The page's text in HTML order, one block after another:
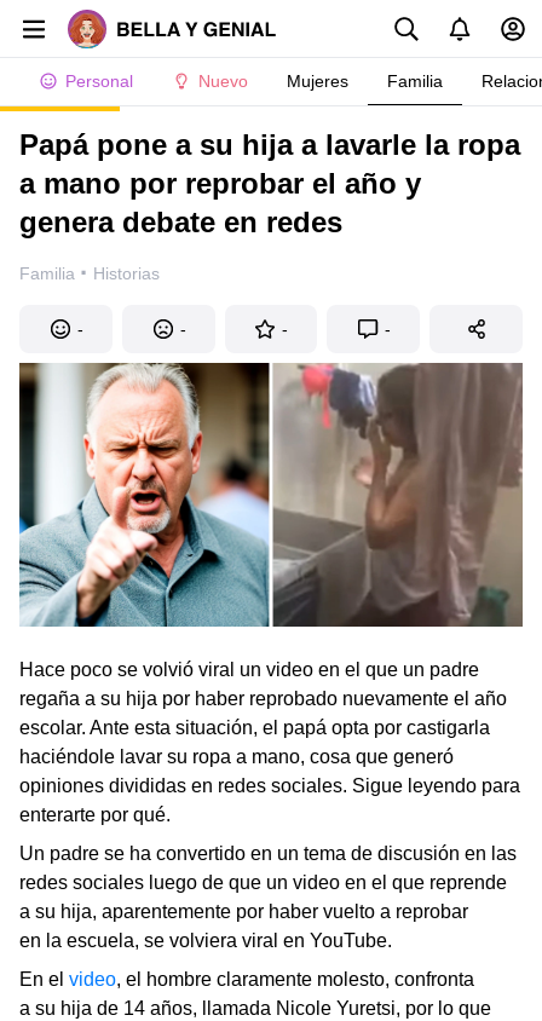
Personal Nuevo Mujeres Familia
Papá pone a su hija a lavarle la ropa
a mano por reprobar el año y
genera debate en redes
Familia · Historias
- - - -
Hace poco se volvió viral un video en el que un padre
regaña a su hija por haber reprobado nuevamente el año
escolar. Ante esta situación, el papá opta por castigarla
haciéndole lavar su ropa a mano, cosa que generó
opiniones divididas en redes sociales. Sigue leyendo para
enterarte por qué.
Un padre se ha convertido en un tema de discusión en las
redes sociales luego de que un video en el que reprende
a su hija, aparentemente por haber vuelto a reprobar
en la escuela, se volviera viral en YouTube.
En el video, el hombre claramente molesto, confronta
a su hija de 14 años, llamada Nicole Yuretsi, por lo que